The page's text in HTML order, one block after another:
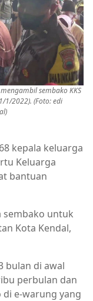
sembako KKS
1/2022). (Foto: edi
kepala keluarga
Keluarga
bantuan
sembako untuk
Kota Kendal,
bulan di awal
perbulan dan
e-warung yang